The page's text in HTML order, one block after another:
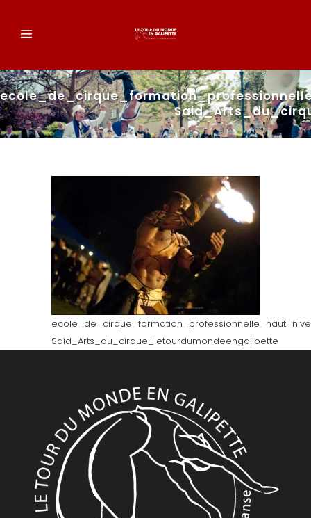
Said_Arts_du_cirque_letourdumondeengalipette